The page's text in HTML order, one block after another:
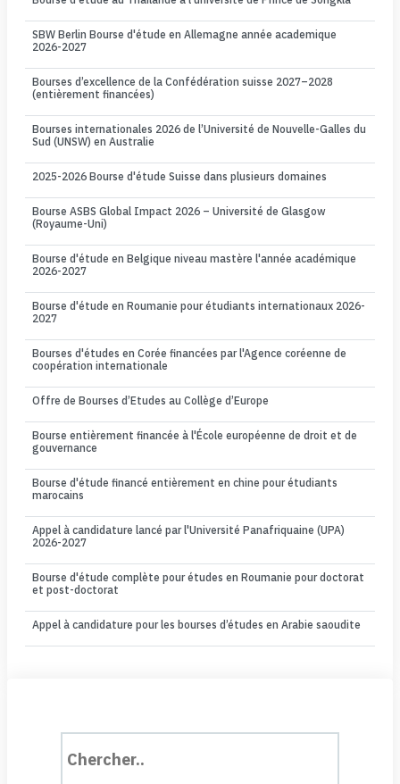
SBW Berlin Bourse d'étude en Allemagne année academique
2026-2027
Bourses d’excellence de la Confédération suisse 2027–2028
(entièrement financées)
Bourses internationales 2026 de l’Université de Nouvelle-Galles du
Sud (UNSW) en Australie
2025-2026 Bourse d'étude Suisse dans plusieurs domaines
Bourse ASBS Global Impact 2026 – Université de Glasgow
(Royaume-Uni)
Bourse d'étude en Belgique niveau mastère l'année académique
2026-2027
Bourse d'étude en Roumanie pour étudiants internationaux 2026-
2027
Bourses d'études en Corée financées par l'Agence coréenne de
coopération internationale
Offre de Bourses d’Etudes au Collège d’Europe
Bourse entièrement financée à l'École européenne de droit et de
gouvernance
Bourse d'étude financé entièrement en chine pour étudiants
marocains
Appel à candidature lancé par l'Université Panafriquaine (UPA)
2026-2027
Bourse d'étude complète pour études en Roumanie pour doctorat
et post-doctorat
Appel à candidature pour les bourses d’études en Arabie saoudite